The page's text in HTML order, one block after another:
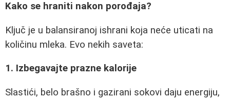
Kako se hraniti nakon porođaja?
Ključ je u balansiranoj ishrani koja neće uticati na
količinu mleka. Evo nekih saveta:
1. Izbegavajte prazne kalorije
Slastići, belo brašno i gazirani sokovi daju energiju,